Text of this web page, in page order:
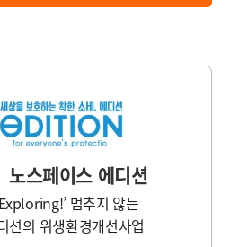
노스페이스 에디션
멈추지 않는
션의 위생환경개선사업